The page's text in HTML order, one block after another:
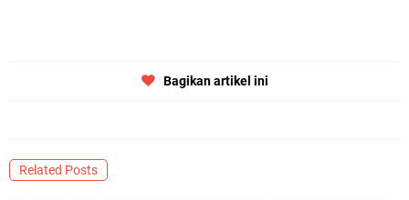
Bagikan artikel ini
Related Posts